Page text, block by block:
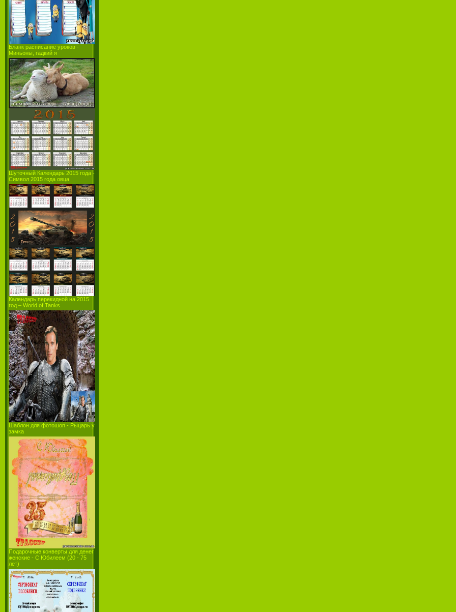
Бланк расписание уроков -
Миньоны, гадкий я
Шуточный Календарь 2015 года -
Символ 2015 года овца
Календарь перекидной на 2015
год – World of Tanks
Шаблон для фотошоп - Рыцарь у
замка
Подарочные конверты для денег
женские - С Юбилеем (20 - 75
лет)